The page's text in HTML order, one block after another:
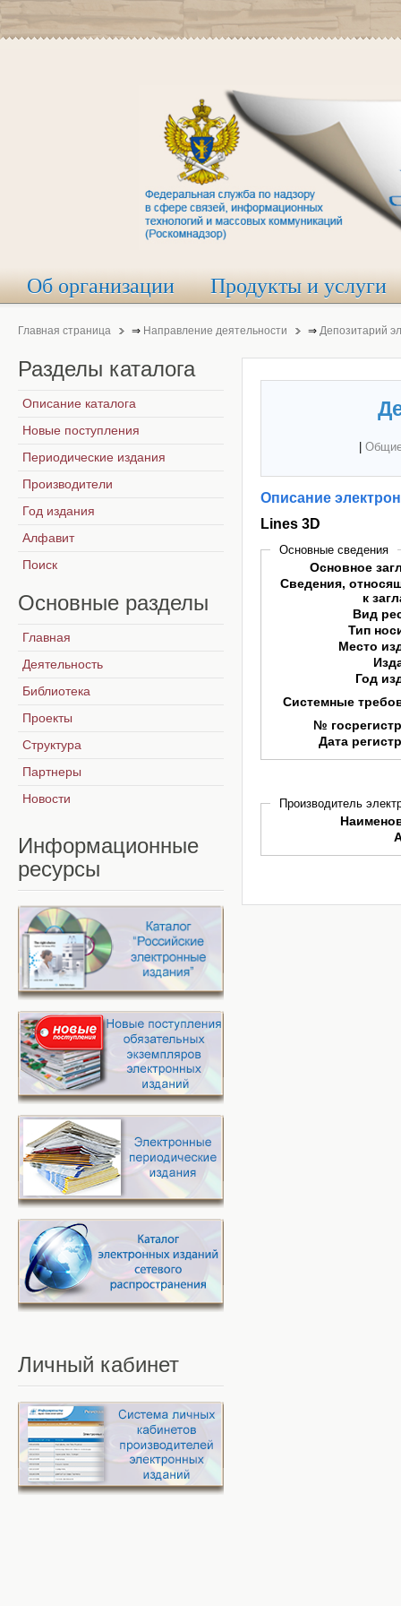
Об организации Продукты и услуги
Главная страница ⇒ Направление деятельности ⇒ Депозитарий
Описание
Lines 3D
Основные сведения
Основное
Сведения,
к
Вид
Тип
Место
Год
Системные
№
Дата
Производитель
Разделы каталога
Описание каталога
Новые поступления
Периодические издания
Производители
Год издания
Алфавит
Поиск
Основные разделы
Главная
Деятельность
Библиотека
Проекты
Структура
Партнеры
Новости
Информационные
ресурсы
Личный кабинет